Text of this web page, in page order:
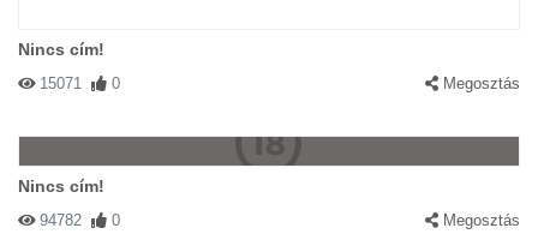
Nincs cím!
15071 0 Megosztás
Nincs cím!
94782 0 Megosztás